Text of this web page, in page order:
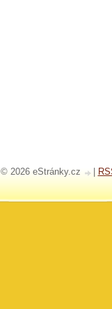
© 2026 eStránky.cz